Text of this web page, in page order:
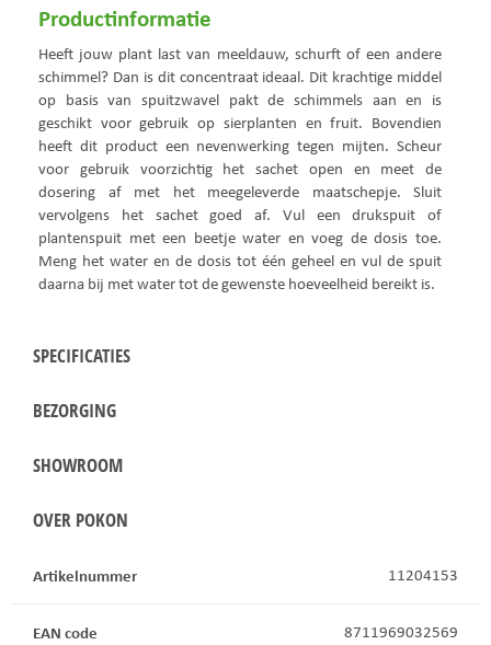
Productinformatie
Heeft jouw plant last van meeldauw, schurft of een andere
schimmel? Dan is dit concentraat ideaal. Dit krachtige middel
op basis van spuitzwavel pakt de schimmels aan en is
geschikt voor gebruik op sierplanten en fruit. Bovendien
heeft dit product een nevenwerking tegen mijten. Scheur
voor gebruik voorzichtig het sachet open en meet de
dosering af met het meegeleverde maatschepje. Sluit
vervolgens het sachet goed af. Vul een drukspuit of
plantenspuit met een beetje water en voeg de dosis toe.
Meng het water en de dosis tot één geheel en vul de spuit
daarna bij met water tot de gewenste hoeveelheid bereikt is.
SPECIFICATIES
BEZORGING
SHOWROOM
OVER POKON
Artikelnummer 11204153
EAN code 8711969032569